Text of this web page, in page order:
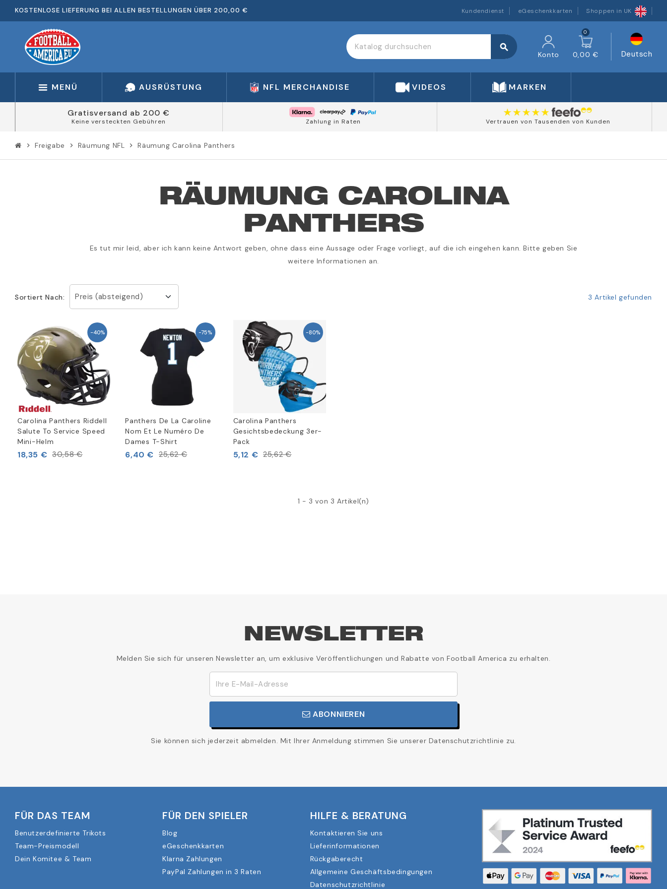
KOSTENLOSE LIEFERUNG BEI ALLEN BESTELLUNGEN ÜBER 200,00 € Kundendienst eGeschenkkarten Shoppen in UK
search
Konto
0
0,00 € Deutsch
MENÜ AUSRÜSTUNG NFL MERCHANDISE VIDEOS MARKEN
Gratisversand ab 200 €
Keine versteckten Gebühren Zahlung in Raten Vertrauen von Tausenden von Kunden
chevron_right Freigabe chevron_right Räumung NFL chevron_right Räumung Carolina Panthers
RÄUMUNG CAROLINA
PANTHERS
Es tut mir leid, aber ich kann keine Antwort geben, ohne dass eine Aussage oder Frage vorliegt, auf die ich eingehen kann. Bitte geben Sie
weitere Informationen an.
Sortiert Nach: Preis (absteigend) 3 Artikel gefunden
-40%
Carolina Panthers Riddell
Salute To Service Speed
Mini-Helm
18,35 € 30,58 €
-75%
Panthers De La Caroline
Nom Et Le Numéro De
Dames T-Shirt
6,40 € 25,62 €
-80%
Carolina Panthers
Gesichtsbedeckung 3er-
Pack
5,12 € 25,62 €
1 - 3 von 3 Artikel(n)
NEWSLETTER
Melden Sie sich für unseren Newsletter an, um exklusive Veröffentlichungen und Rabatte von Football America zu erhalten.
ABONNIEREN
Sie können sich jederzeit abmelden. Mit Ihrer Anmeldung stimmen Sie unserer Datenschutzrichtlinie zu.
FÜR DAS TEAM
Benutzerdefinierte Trikots
Team-Preismodell
Dein Komitee & Team
FÜR DEN SPIELER
Blog
eGeschenkkarten
Klarna Zahlungen
PayPal Zahlungen in 3 Raten
HILFE & BERATUNG
Kontaktieren Sie uns
Lieferinformationen
Rückgaberecht
Allgemeine Geschäftsbedingungen
Datenschutzrichtlinie